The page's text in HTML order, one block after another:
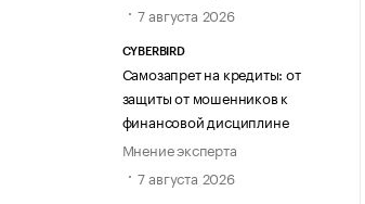
7 августа 2026
CYBERBIRD
Самозапрет на кредиты: от
защиты от мошенников к
финансовой дисциплине
Мнение эксперта
7 августа 2026